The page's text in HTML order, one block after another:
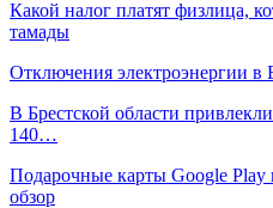
Какой налог платят физлица,
тамады
Отключения электроэнергии в
В Брестской области
140…
Подарочные карты Google
обзор